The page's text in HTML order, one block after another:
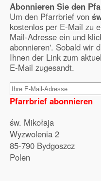
Abonnieren Sie den
Um den Pfarrbrief von
kostenlos per E-Mail zu
Mail-Adresse ein und
abonnieren'. Sobald wir
Ihnen der Link zum
E-Mail zugesandt.
Pfarrbrief abonnieren
św. Mikołaja
Wyzwolenia 2
85-790 Bydgoszcz
Polen